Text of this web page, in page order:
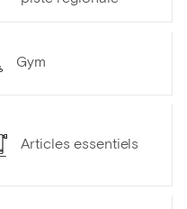
Gym
Articles essentiels